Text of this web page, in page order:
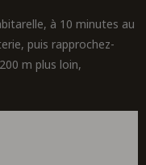
à 10 minutes au
puis rapprochez-
m plus loin,